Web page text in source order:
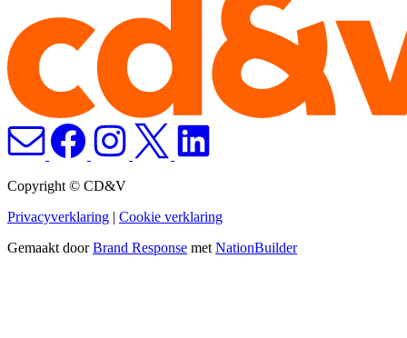
Copyright © CD&V
Privacyverklaring | Cookie verklaring
Gemaakt doorBrand Response met NationBuilder